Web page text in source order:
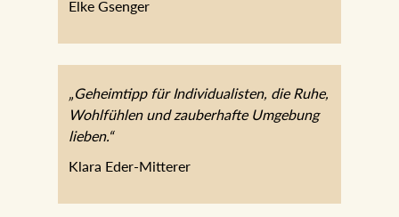
Elke Gsenger
„Geheimtipp für Individualisten, die Ruhe,
Wohlfühlen und zauberhafte Umgebung
lieben.“
Klara Eder-Mitterer